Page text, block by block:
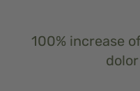
100% increase